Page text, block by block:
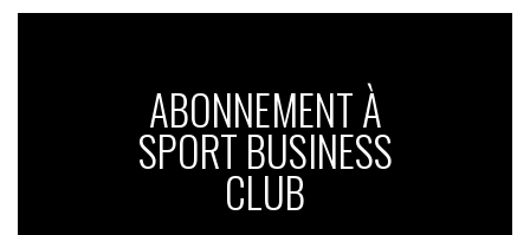
ABONNEMENT À
SPORT BUSINESS
CLUB